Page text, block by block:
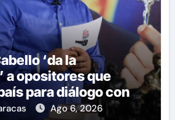
‘da la
a opositores que
para diálogo con el
Ago 6, 2026